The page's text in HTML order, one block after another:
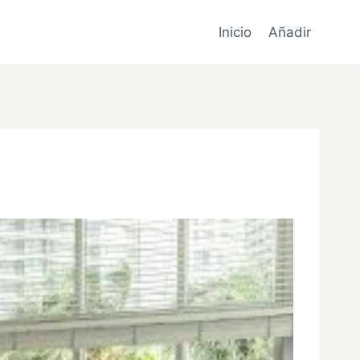
Inicio Añadir